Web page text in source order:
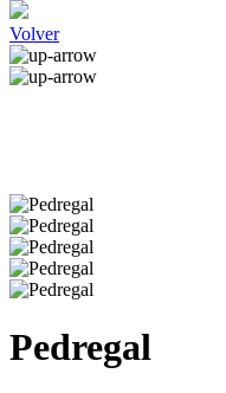
Volver
Pedregal